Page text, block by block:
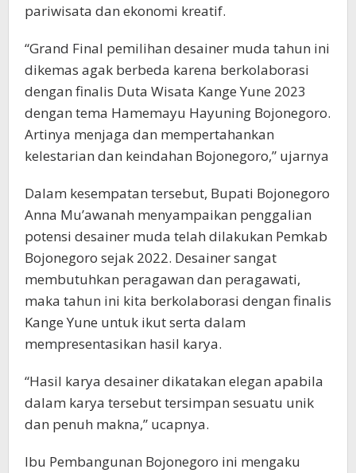
pariwisata dan ekonomi kreatif.
“Grand Final pemilihan desainer muda tahun ini
dikemas agak berbeda karena berkolaborasi
dengan finalis Duta Wisata Kange Yune 2023
dengan tema Hamemayu Hayuning Bojonegoro.
Artinya menjaga dan mempertahankan
kelestarian dan keindahan Bojonegoro,” ujarnya
Dalam kesempatan tersebut, Bupati Bojonegoro
Anna Mu’awanah menyampaikan penggalian
potensi desainer muda telah dilakukan Pemkab
Bojonegoro sejak 2022. Desainer sangat
membutuhkan peragawan dan peragawati,
maka tahun ini kita berkolaborasi dengan finalis
Kange Yune untuk ikut serta dalam
mempresentasikan hasil karya.
“Hasil karya desainer dikatakan elegan apabila
dalam karya tersebut tersimpan sesuatu unik
dan penuh makna,” ucapnya.
Ibu Pembangunan Bojonegoro ini mengaku